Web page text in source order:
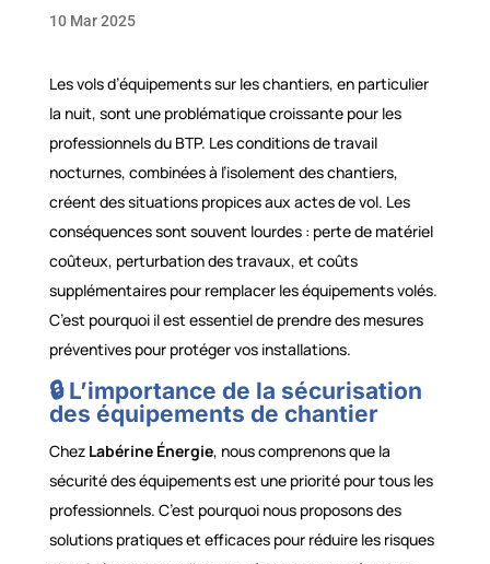
10 Mar 2025
Les vols d’équipements sur les chantiers, en particulier
la nuit, sont une problématique croissante pour les
professionnels du BTP. Les conditions de travail
nocturnes, combinées à l’isolement des chantiers,
créent des situations propices aux actes de vol. Les
conséquences sont souvent lourdes : perte de matériel
coûteux, perturbation des travaux, et coûts
supplémentaires pour remplacer les équipements volés.
C’est pourquoi il est essentiel de prendre des mesures
préventives pour protéger vos installations.
🔒 L’importance de la sécurisation
des équipements de chantier
Chez Labérine Énergie, nous comprenons que la
sécurité des équipements est une priorité pour tous les
professionnels. C’est pourquoi nous proposons des
solutions pratiques et efficaces pour réduire les risques